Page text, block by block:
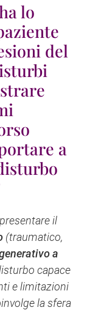
lo
del
a
il
(traumatico,
a
capace
e limitazioni
la sfera